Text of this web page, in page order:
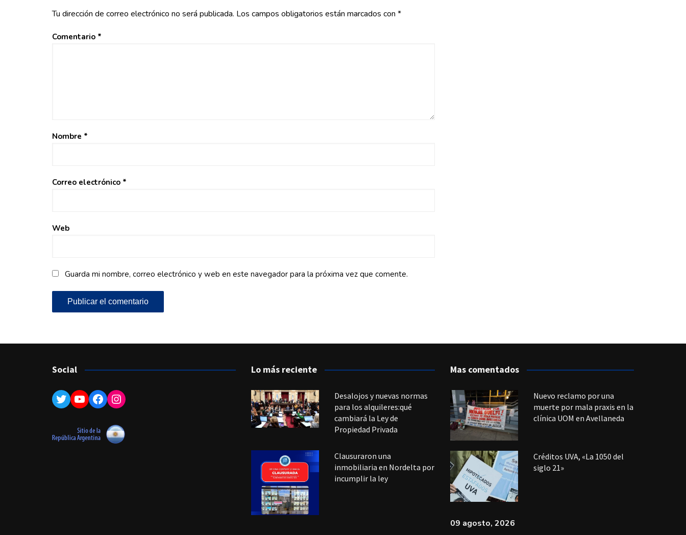
Tu dirección de correo electrónico no será publicada. Los campos obligatorios están marcados con *
Comentario *
Nombre *
Correo electrónico *
Web
Guarda mi nombre, correo electrónico y web en este navegador para la próxima vez que comente.
Social
Twitter
YouTube
Facebook
Instagram
Lo más reciente
Desalojos y nuevas normas
para los alquileres:qué
cambiará la Ley de
Propiedad Privada
Clausuraron una
inmobiliaria en Nordelta por
incumplir la ley
Mas comentados
Nuevo reclamo por una
muerte por mala praxis en la
clínica UOM en Avellaneda
Créditos UVA, «La 1050 del
siglo 21»
09 agosto, 2026